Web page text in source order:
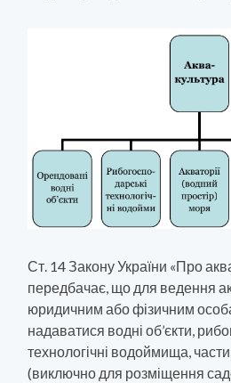
Ст. 14 Закону України «Про
передбачає, що для ведення
юридичним або фізичним
надаватися водні об’єкти,
технологічні водоймища,
(виключно для розміщення